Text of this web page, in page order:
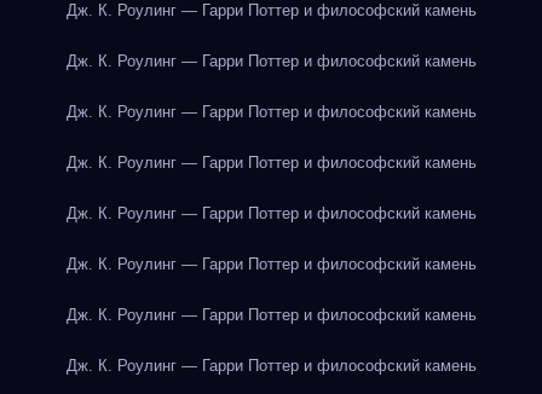
Дж. К. Роулинг — Гарри Поттер и философский камень
Дж. К. Роулинг — Гарри Поттер и философский камень
Дж. К. Роулинг — Гарри Поттер и философский камень
Дж. К. Роулинг — Гарри Поттер и философский камень
Дж. К. Роулинг — Гарри Поттер и философский камень
Дж. К. Роулинг — Гарри Поттер и философский камень
Дж. К. Роулинг — Гарри Поттер и философский камень
Дж. К. Роулинг — Гарри Поттер и философский камень